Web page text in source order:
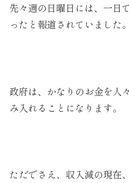
先々週の日曜日には、一日
ったと報道されていました。
政府は、かなりのお金を人
み入れることになります。
ただでさえ、収入減の現在